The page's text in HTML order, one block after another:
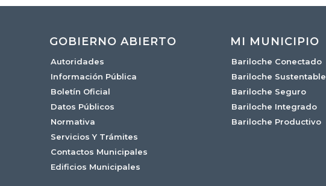
GOBIERNO ABIERTO
Autoridades
Información Pública
Boletín Oficial
Datos Públicos
Normativa
Servicios Y Trámites
Contactos Municipales
Edificios Municipales
MI MUNICIPIO
Bariloche Conectado
Bariloche Sustentable
Bariloche Seguro
Bariloche Integrado
Bariloche Productivo